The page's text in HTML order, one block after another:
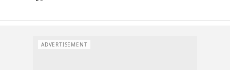
ADVERTISEMENT